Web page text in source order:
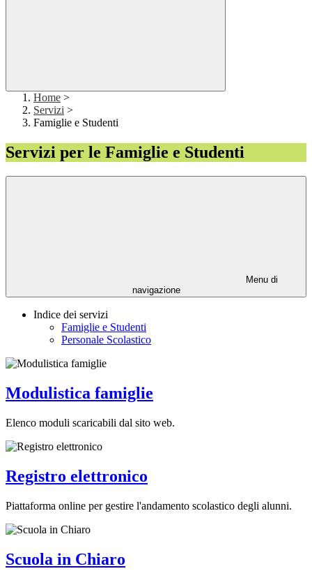
Home >
Servizi >
Famiglie e Studenti
Servizi per le Famiglie e Studenti
Menu di
navigazione
Indice dei servizi
Famiglie e Studenti
Personale Scolastico
Modulistica famiglie
Elenco moduli scaricabili dal sito web.
Registro elettronico
Piattaforma online per gestire l'andamento scolastico degli alunni.
Scuola in Chiaro